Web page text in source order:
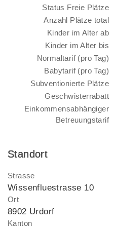
Status Freie Plätze
Anzahl Plätze total
Kinder im Alter ab
Kinder im Alter bis
Normaltarif (pro Tag)
Babytarif (pro Tag)
Subventionierte Plätze
Geschwisterrabatt
Einkommensabhängiger
Betreuungstarif
Standort
Strasse
Wissenfluestrasse 10
Ort
8902 Urdorf
Kanton